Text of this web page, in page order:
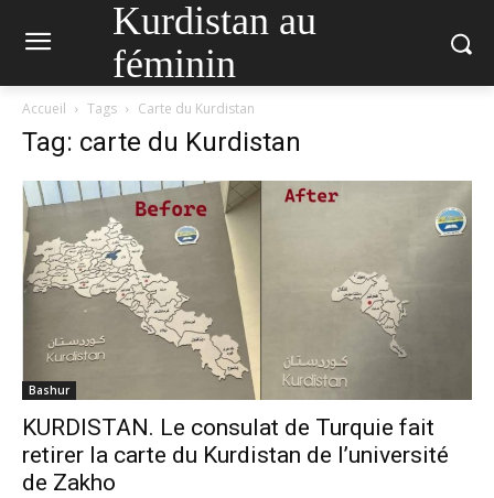
Kurdistan au
féminin
Accueil Tags Carte du Kurdistan
Tag: carte du Kurdistan
Bashur
KURDISTAN. Le consulat de Turquie fait
retirer la carte du Kurdistan de l’université
de Zakho